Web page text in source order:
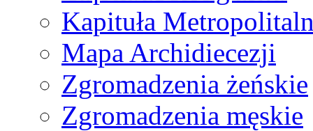
Kapituła
Mapa Archidiecezji
Zgromadzenia żeńskie
Zgromadzenia męskie